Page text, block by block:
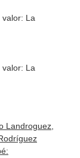
La
La
Landroguez,